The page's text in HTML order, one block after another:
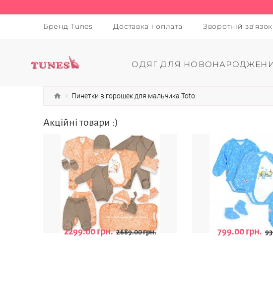
Бренд Tunes Доставка і оплата Зворотній зв'язок
ОДЯГ ДЛЯ
Пинетки в горошек для мальчика Toto
Акційні товари :)
2299.00 грн. 2689.00 грн. 799.00 грн.